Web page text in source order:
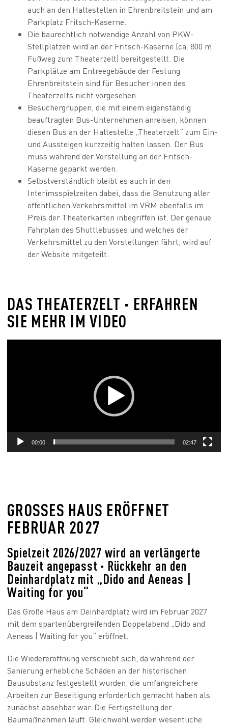
auch an den Haltestellen in Ehrenbreitstein und am
Parkplatz Fritsch-Kaserne.
Die baurechtlich notwendige Anzahl von PKW-
Stellplätzen wird an der Fritsch-Kaserne (ca. 800 m
Fußweg zum Theaterzelt) bereitgestellt. Die
Parkplätze am Entreegebäude der Festung
Ehrenbreitstein sind für Besucher:innen des
Theaterzelts nicht vorgesehen.
Besuchergruppen, die mit einem eigenständig
beauftragten Bus-Unternehmen anreisen, können
diesen Bus an der Haltestelle „Theaterzelt“ zum Ein-
und Aussteigen kurzzeitig halten lassen. Der Bus
muss während der Vorstellung an der Fritsch-
Kaserne geparkt werden.
Selbstverständlich bleibt es auch in den
Interimsspielzeiten dabei, dass die Benutzung aller
öffentlichen Verkehrsmittel im VRM ebenfalls im
Preis der Theaterkarten inbegriffen ist. Der genaue
Fahrplan des Shuttlebusses und welches der
Verkehrsmittel zu den Vorstellungen fährt, wird auf
der Website mitgeteilt.
DAS THEATERZELT · ERFAHREN
SIE MEHR IM VIDEO
00:00 02:47
GROSSES HAUS ERÖFFNET
FEBRUAR 2027
Spielzeit 2026/2027 wird an verlängerte
Bauzeit angepasst · Rückkehr an den
Deinhardplatz mit „Dido and Aeneas |
Waiting for you“
Das Große Haus am Deinhardplatz wird im Februar 2027
mit dem spartenübergreifenden Doppelabend „Dido and
Aeneas | Waiting for you“ eröffnet.
Die Wiedereröffnung verschiebt sich, da während der
Sanierung erhebliche Schäden an der historischen
Bausubstanz festgestellt wurden, die umfangreichere
Arbeiten zur Beseitigung erforderlich gemacht haben als
zunächst absehbar war. Die Fertigstellung der
Baumaßnahmen läuft. Gleichwohl werden wesentliche